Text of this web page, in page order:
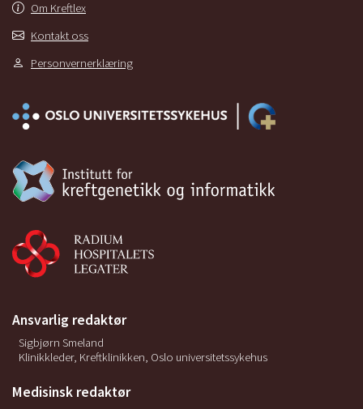
Om Kreftlex
Kontakt oss
Personvernerklæring
Ansvarlig redaktør
Sigbjørn Smeland
Klinikkleder, Kreftklinikken, Oslo universitetssykehus
Medisinsk redaktør